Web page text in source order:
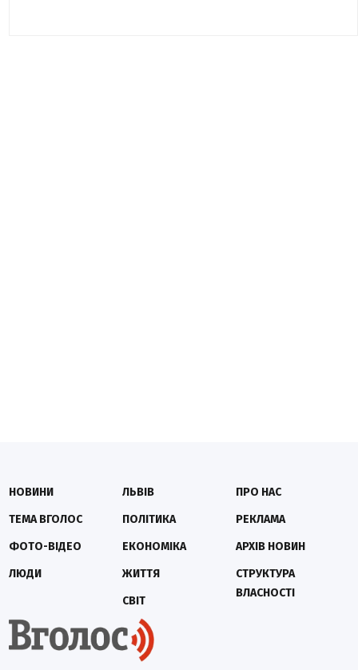
НОВИНИ
ТЕМА ВГОЛОС
ФОТО-ВІДЕО
ЛЮДИ
ЛЬВІВ
ПОЛІТИКА
ЕКОНОМІКА
ЖИТТЯ
СВІТ
ПРО НАС
РЕКЛАМА
АРХІВ НОВИН
СТРУКТУРА
ВЛАСНОСТІ